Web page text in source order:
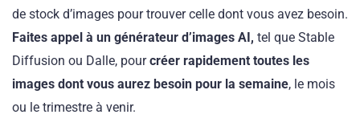
de stock d’images pour trouver celle dont vous avez besoin.
Faites appel à un générateur d’images AI, tel que Stable
Diffusion ou Dalle, pourcréer rapidement toutes les
images dont vous aurez besoin pour la semaine, le mois
ou le trimestre à venir.